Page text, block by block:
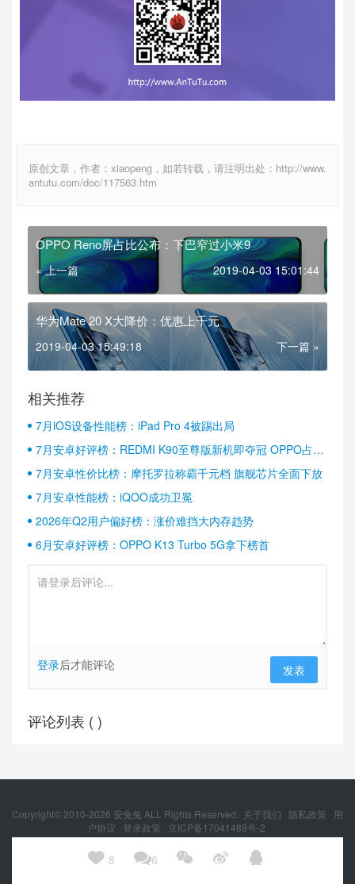
原创文章，作者：xiaopeng，如若转载，请注明出处：http://www.
antutu.com/doc/117563.htm
 8 6   
OPPO Reno屏占比公布：下巴窄过小米9
« 上一篇 2019-04-03 15:01:44
华为Mate 20 X大降价：优惠上千元
2019-04-03 15:49:18 下一篇 »
相关推荐
7月iOS设备性能榜：iPad Pro 4被踢出局
7月安卓好评榜：REDMI K90至尊版新机即夺冠 OPPO占据
半壁江山
7月安卓性价比榜：摩托罗拉称霸千元档 旗舰芯片全面下放
7月安卓性能榜：iQOO成功卫冕
2026年Q2用户偏好榜：涨价难挡大内存趋势
6月安卓好评榜：OPPO K13 Turbo 5G拿下榜首
登录后才能评论 发表
评论列表 ( )
Copyright© 2010-2026 安兔兔 ALL Rights Reserved. 关于我们 隐私政策
用
户协议
登录政策
京ICP备17041489号-2
京公网安备 11010502054377号